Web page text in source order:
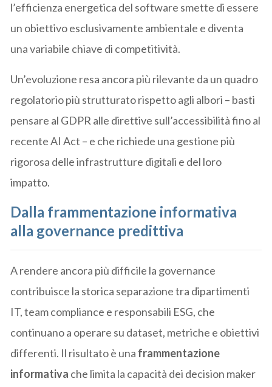
l’efficienza energetica del software smette di essere
un obiettivo esclusivamente ambientale e diventa
una variabile chiave di competitività.
Un’evoluzione resa ancora più rilevante da un quadro
regolatorio più strutturato rispetto agli albori – basti
pensare al GDPR alle direttive sull’accessibilità fino al
recente AI Act – e che richiede una gestione più
rigorosa delle infrastrutture digitali e del loro
impatto.
Dalla frammentazione informativa
alla governance predittiva
A rendere ancora più difficile la governance
contribuisce la storica separazione tra dipartimenti
IT, team compliance e responsabili ESG, che
continuano a operare su dataset, metriche e obiettivi
differenti. Il risultato è una frammentazione
informativa che limita la capacità dei decision maker